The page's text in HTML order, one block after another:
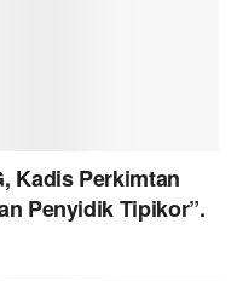
Kadis Perkimtan
Penyidik Tipikor”.